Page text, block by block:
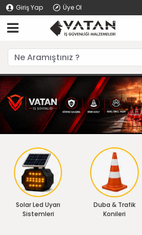
Giriş Yap Üye Ol
Solar Led Uyarı
Sistemleri
Duba & Trafik
Konileri